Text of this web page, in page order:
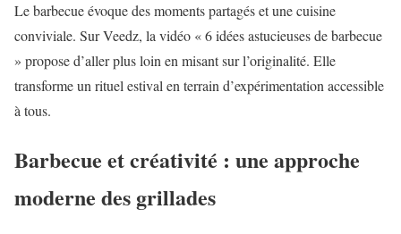
Le barbecue évoque des moments partagés et une cuisine
conviviale. Sur Veedz, la vidéo « 6 idées astucieuses de barbecue
» propose d’aller plus loin en misant sur l’originalité. Elle
transforme un rituel estival en terrain d’expérimentation accessible
à tous.
Barbecue et créativité : une approche
moderne des grillades